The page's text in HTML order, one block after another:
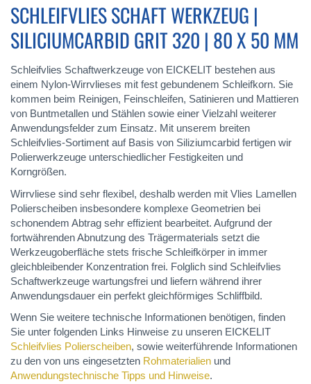
SCHLEIFVLIES SCHAFT WERKZEUG |
SILICIUMCARBID GRIT 320 | 80 X 50 MM
Schleifvlies Schaftwerkzeuge von EICKELIT bestehen aus
einem Nylon-Wirrvlieses mit fest gebundenem Schleifkorn. Sie
kommen beim Reinigen, Feinschleifen, Satinieren und Mattieren
von Buntmetallen und Stählen sowie einer Vielzahl weiterer
Anwendungsfelder zum Einsatz. Mit unserem breiten
Schleifvlies-Sortiment auf Basis von Siliziumcarbid fertigen wir
Polierwerkzeuge unterschiedlicher Festigkeiten und
Korngrößen.
Wirrvliese sind sehr flexibel, deshalb werden mit Vlies Lamellen
Polierscheiben insbesondere komplexe Geometrien bei
schonendem Abtrag sehr effizient bearbeitet. Aufgrund der
fortwährenden Abnutzung des Trägermaterials setzt die
Werkzeugoberfläche stets frische Schleifkörper in immer
gleichbleibender Konzentration frei. Folglich sind Schleifvlies
Schaftwerkzeuge wartungsfrei und liefern während ihrer
Anwendungsdauer ein perfekt gleichförmiges Schliffbild.
Wenn Sie weitere technische Informationen benötigen, finden
Sie unter folgenden Links Hinweise zu unseren EICKELIT
Schleifvlies Polierscheiben, sowie weiterführende Informationen
zu den von uns eingesetzten Rohmaterialien und
Anwendungstechnische Tipps und Hinweise.